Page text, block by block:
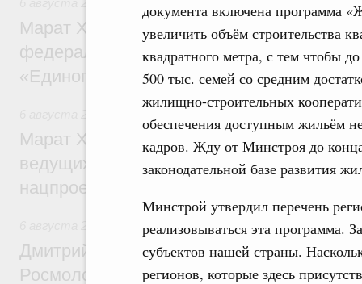
документа включена программа
увеличить объём строительства
квадратного метра, с тем чтобы
500 тыс. семей со средним
жилищно-строительных
обеспечения доступным жильём
кадров. Жду от Минстроя до
законодательной базе развития
Минстрой утвердил перечень
реализовываться эта программа.
субъектов нашей страны.
регионов, которые здесь
Марат Хуснуллин: Более 130
федерального значения построено под
«Единого заказчика»
Национальный проект «Инфраструктура
Марат Хуснуллин: Порядка 200
ведущих к спортивным объектам,
нацпроекту «Инфраструктура для
Молодёжная политика
Дмитрий Чернышенко, Сергей Кравцов и
Росмолодёжи Григорий Гуров